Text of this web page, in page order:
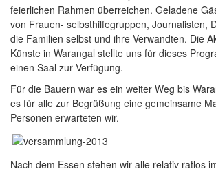
feierlichen Rahmen überreichen. Geladene
von Frauen- selbsthilfegruppen, Journalisten,
die Familien selbst und ihre Verwandten. Die
Künste in Warangal stellte uns für dieses
einen Saal zur Verfügung.
Für die Bauern war es ein weiter Weg bis
es für alle zur Begrüßung eine gemeinsame
Personen erwarteten wir.
Nach dem Essen stehen wir alle relativ ratlos